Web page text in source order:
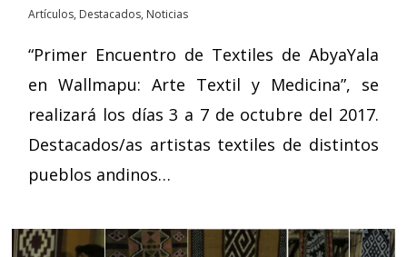
Artículos, Destacados, Noticias
“Primer Encuentro de Textiles de AbyaYala
en Wallmapu: Arte Textil y Medicina”, se
realizará los días 3 a 7 de octubre del 2017.
Destacados/as artistas textiles de distintos
pueblos andinos…